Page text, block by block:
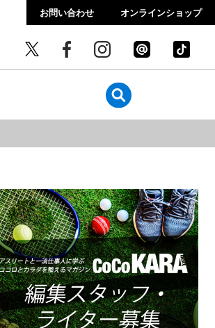
お問い合わせ オンラインショップ